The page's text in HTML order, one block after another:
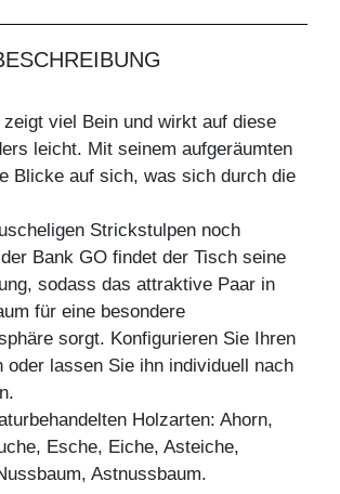
viel Bein und wirkt auf diese
leicht. Mit seinem aufgeräumten
Blicke auf sich, was sich durch die
Strickstulpen noch
Bank GO findet der Tisch seine
sodass das attraktive Paar in
für eine besondere
sorgt. Konfigurieren Sie Ihren
oder lassen Sie ihn individuell nach
Holzarten: Ahorn,
Esche, Eiche, Asteiche,
Astnussbaum.